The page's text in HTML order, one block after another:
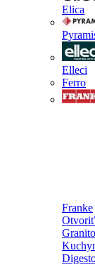
Elica
Elleci
Ferro
Franke